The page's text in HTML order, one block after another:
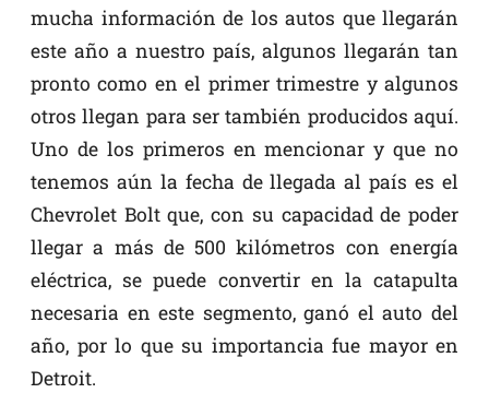
mucha información de los autos que llegarán
este año a nuestro país, algunos llegarán tan
pronto como en el primer trimestre y algunos
otros llegan para ser también producidos aquí.
Uno de los primeros en mencionar y que no
tenemos aún la fecha de llegada al país es el
Chevrolet Bolt que, con su capacidad de poder
llegar a más de 500 kilómetros con energía
eléctrica, se puede convertir en la catapulta
necesaria en este segmento, ganó el auto del
año, por lo que su importancia fue mayor en
Detroit.